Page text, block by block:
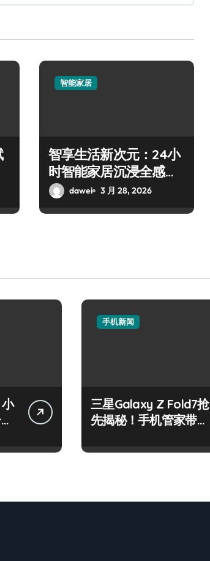
智能家居
智享生活新次元：24小
时智能家居沉浸全感体
验
dawei 3 月 28, 2026
手机新闻
三星Galaxy Z Fold7抢
先揭秘！手机管家带你